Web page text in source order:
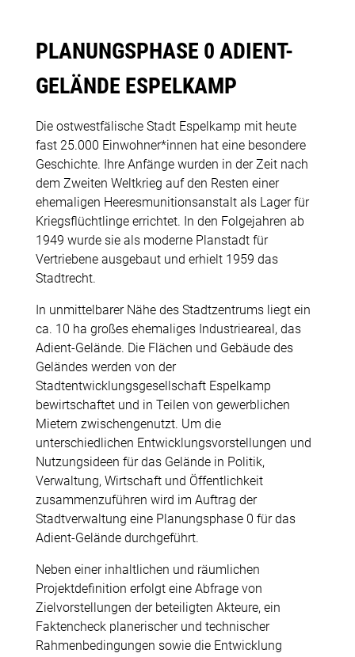
PLANUNGSPHASE 0 ADIENT-
GELÄNDE ESPELKAMP
Die ostwestfälische Stadt Espelkamp mit heute
fast 25.000 Einwohner*innen hat eine besondere
Geschichte. Ihre Anfänge wurden in der Zeit nach
dem Zweiten Weltkrieg auf den Resten einer
ehemaligen Heeresmunitionsanstalt als Lager für
Kriegsflüchtlinge errichtet. In den Folgejahren ab
1949 wurde sie als moderne Planstadt für
Vertriebene ausgebaut und erhielt 1959 das
Stadtrecht.
In unmittelbarer Nähe des Stadtzentrums liegt ein
ca. 10 ha großes ehemaliges Industrieareal, das
Adient-Gelände. Die Flächen und Gebäude des
Geländes werden von der
Stadtentwicklungsgesellschaft Espelkamp
bewirtschaftet und in Teilen von gewerblichen
Mietern zwischengenutzt. Um die
unterschiedlichen Entwicklungsvorstellungen und
Nutzungsideen für das Gelände in Politik,
Verwaltung, Wirtschaft und Öffentlichkeit
zusammenzuführen wird im Auftrag der
Stadtverwaltung eine Planungsphase 0 für das
Adient-Gelände durchgeführt.
Neben einer inhaltlichen und räumlichen
Projektdefinition erfolgt eine Abfrage von
Zielvorstellungen der beteiligten Akteure, ein
Faktencheck planerischer und technischer
Rahmenbedingungen sowie die Entwicklung